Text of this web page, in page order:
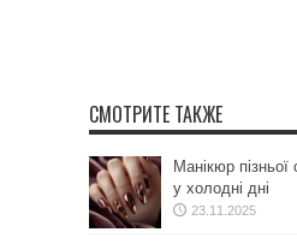
СМОТРИТЕ ТАКЖЕ
Манікюр пізньої
у холодні дні
23.11.2025